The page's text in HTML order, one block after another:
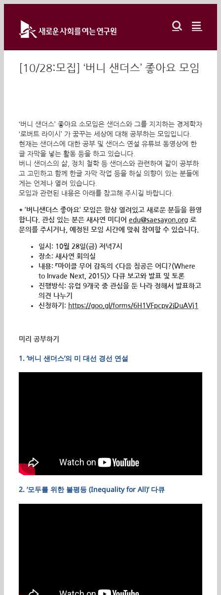
content
[10/28:모집] ‘버니 샌더스’ 좋아요 모임
‘버니 샌더스’ 좋아요 소모임은 샌더스와 그를 지지하는 경제학자
‘로버트 라이시’ 가 꿈꾸는 세상에 대해 공부하는 모임입니다.
현재는 샌더스에 대한 공부 및 샌더스 연설 유튜브 동영상에 한
글 자막을 넣는 활동 등을 하고 있습니다.
버니 샌더스의 삶, 정치 철학 등 샌더스와 관련하여 같이 공부하
고 고민하고 함께 한글 자막 작업 등을 하실 의향이 있는 분들에
게는 언제나 열려 있습니다.
모임과 관련된 내용은 아래를 참고해 주시길 바랍니다.
* ‘버니샌더스 좋아요’ 모임은 항상 열려있고 새로운 분들을 환영
합니다 관심 있는 분은 새사연 미디어 edu@saesayon.org 로
문의를 주시거나 , 예정된 모임 시간에 맞춰 참여할 수 있습니다.
일시: 10월 28일(금) 저녁7시
장소: 새사연 회의실
내용: 『마이클 무어 감독의 <다음 침공은 어디?(Where
to Invade Next, 2015)> 다큐 보고와 발표 및 토론
진행방식: 유럽 9개국 중 관심을 둔 나라 정해서 발표하고
의견 나누기
신청하기: https://goo.gl/forms/6H1VFpcpv2iDuAVj1
미리 공부하기
1. ‘버니 샌더스’의 미 대선 경선 연설
2. ‘모두를 위한 불평등 (Inequality for All)’ 다큐